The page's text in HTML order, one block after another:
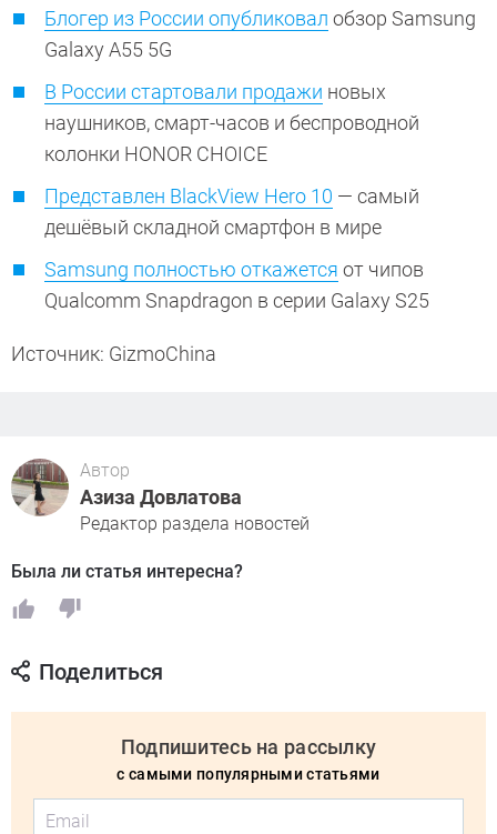
Блогер из России опубликовал обзор Samsung
Galaxy A55 5G
В России стартовали продажи новых
наушников, смарт-часов и беспроводной
колонки HONOR CHOICE
Представлен BlackView Hero 10 — самый
дешёвый складной смартфон в мире
Samsung полностью откажется от чипов
Qualcomm Snapdragon в серии Galaxy S25
Источник: GizmoChina
Автор
Азиза Довлатова
Редактор раздела новостей
Была ли статья интересна?
Поделиться
Подпишитесь на рассылку
с самыми популярными статьями